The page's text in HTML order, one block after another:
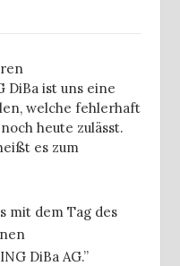
DiBa ist uns eine
welche fehlerhaft
heute zulässt.
es zum
mit dem Tag des
DiBa AG.”